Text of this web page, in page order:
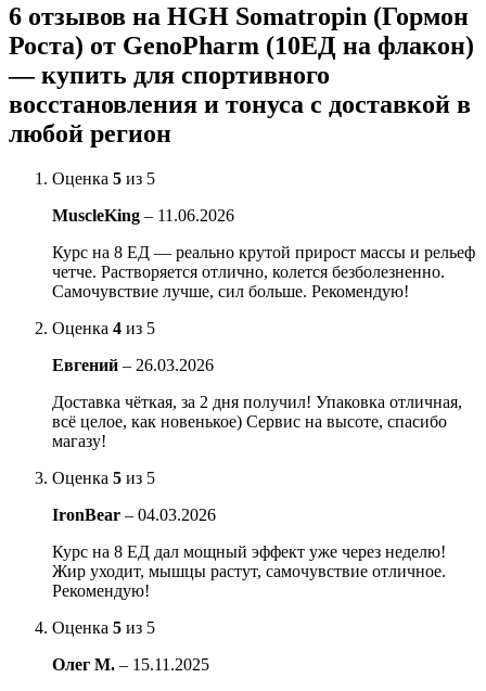
6 отзывов на HGH Somatropin (Гормон
Роста) от GenoPharm (10ЕД на флакон)
— купить для спортивного
восстановления и тонуса с доставкой в
любой регион
Оценка 5 из 5
MuscleKing – 11.06.2026
Курс на 8 ЕД — реально крутой прирост массы и рельеф
четче. Растворяется отлично, колется безболезненно.
Самочувствие лучше, сил больше. Рекомендую!
Оценка 4 из 5
Евгений – 26.03.2026
Доставка чёткая, за 2 дня получил! Упаковка отличная,
всё целое, как новенькое) Сервис на высоте, спасибо
магазу!
Оценка 5 из 5
IronBear – 04.03.2026
Курс на 8 ЕД дал мощный эффект уже через неделю!
Жир уходит, мышцы растут, самочувствие отличное.
Рекомендую!
Оценка 5 из 5
Олег М. – 15.11.2025